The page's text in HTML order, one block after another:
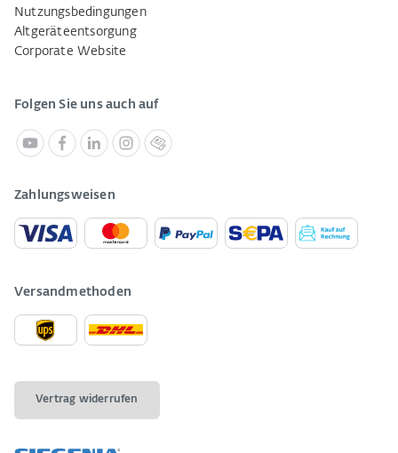
Nutzungsbedingungen
Altgeräteentsorgung
Corporate Website
Folgen Sie uns auch auf
Zahlungsweisen
Versandmethoden
Vertrag widerrufen